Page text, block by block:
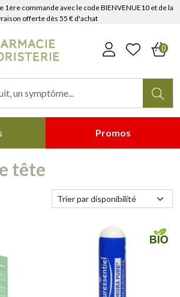
1ère commande avec le code BIENVENUE10 et de la
offerte dès 55 € d'achat
0
Promos
tête